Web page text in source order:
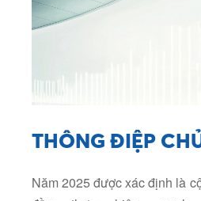
THÔNG ĐIỆP
Năm 2025 được xác định là